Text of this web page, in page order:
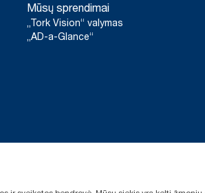
Mūsų sprendimai
„Tork Vision“ valymas
„AD-a-Glance“